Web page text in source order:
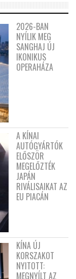
2026-BAN
NYÍLIK MEG
SANGHAJ ÚJ
IKONIKUS
OPERAHÁZA
A KÍNAI
AUTÓGYÁRTÓK
ELŐSZÖR
MEGELŐZTÉK
JAPÁN
RIVÁLISAIKAT AZ
EU PIACÁN
KÍNA ÚJ
KORSZAKOT
NYITOTT:
MEGNYÍLT AZ